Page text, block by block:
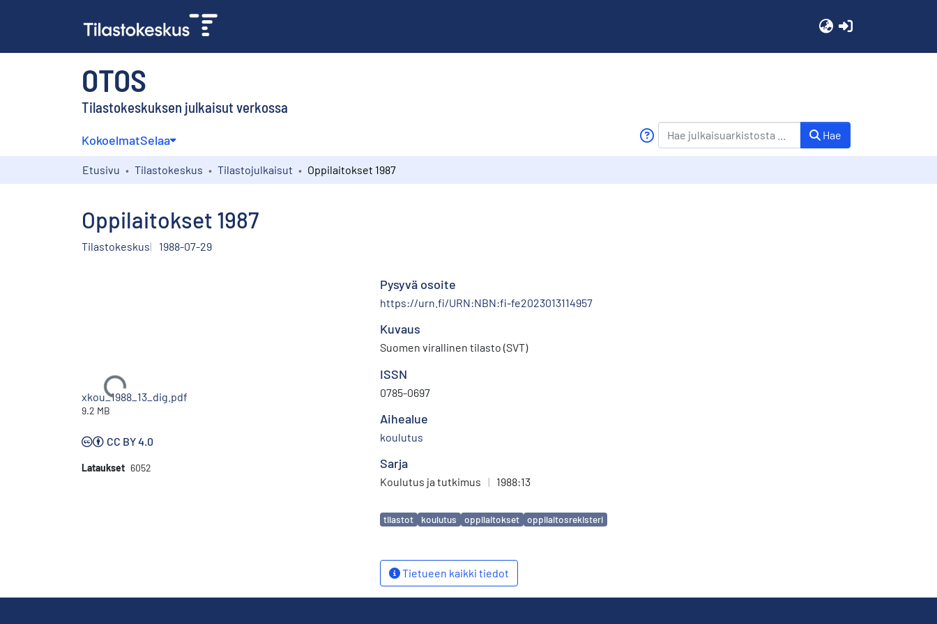
OTOS
Tilastokeskuksen julkaisut verkossa
KokoelmatSelaa Hae
Etusivu Tilastokeskus Tilastojulkaisut Oppilaitokset 1987
Oppilaitokset 1987
Tilastokeskus 1988-07-29
Ladataan...
xkou_1988_13_dig.pdf
9.2 MB
CC BY 4.0
Lataukset 6052
Pysyvä osoite
https://urn.fi/URN:NBN:fi-fe2023013114957
Kuvaus
Suomen virallinen tilasto (SVT)
ISSN
0785-0697
Aihealue
koulutus
Sarja
Koulutus ja tutkimus | 1988:13
Avainsanat
tilastot koulutus oppilaitokset oppilaitosrekisteri
Tietueen kaikki tiedot